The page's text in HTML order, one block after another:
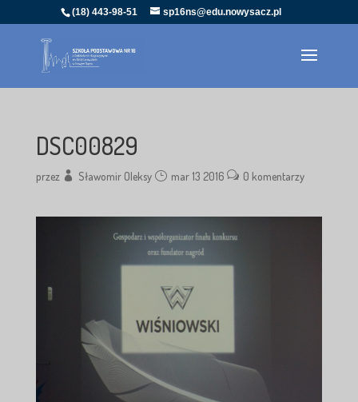
(18) 443-98-51 sp16ns@edu.nowysacz.pl
DSC00829
przez Sławomir Oleksy mar 13 2016 0 komentarzy